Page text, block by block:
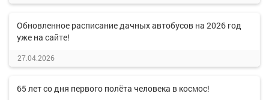
Обновленное расписание дачных автобусов на 2026 год
уже на сайте!
27.04.2026
65 лет со дня первого полёта человека в космос!